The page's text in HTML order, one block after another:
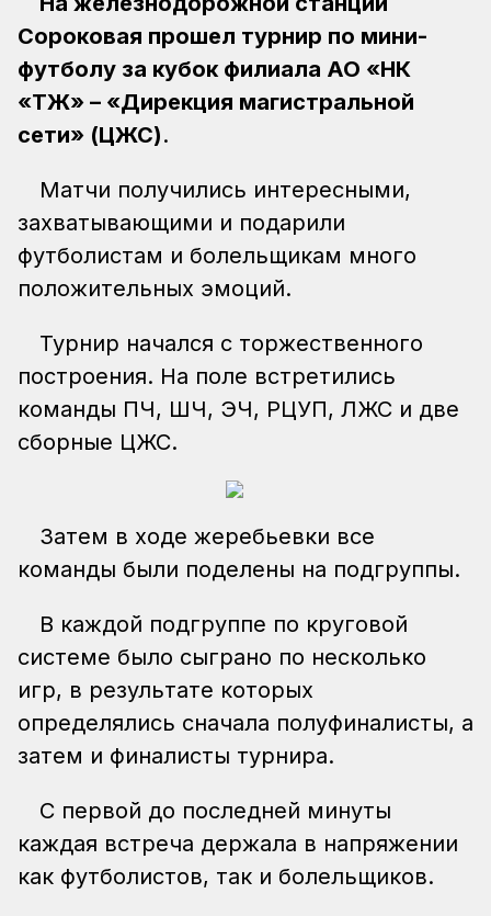
Сороковая прошел турнир по мини-
футболу за кубок филиала АО «НК
«ҚТЖ» – «Дирекция магистральной
сети» (ЦЖС).
Матчи получились интересными,
захватывающими и подарили
футболистам и болельщикам много
положительных эмоций.
Турнир начался с торжественного
построения. На поле встретились
команды ПЧ, ШЧ, ЭЧ, РЦУП, ЛЖС и две
сборные ЦЖС.
Затем в ходе жеребьевки все
команды были поделены на подгруппы.
В каждой подгруппе по круговой
системе было сыграно по несколько
игр, в результате которых
определялись сначала полуфиналисты, а
затем и финалисты турнира.
С первой до последней минуты
каждая встреча держала в напряжении
как футболистов, так и болельщиков.